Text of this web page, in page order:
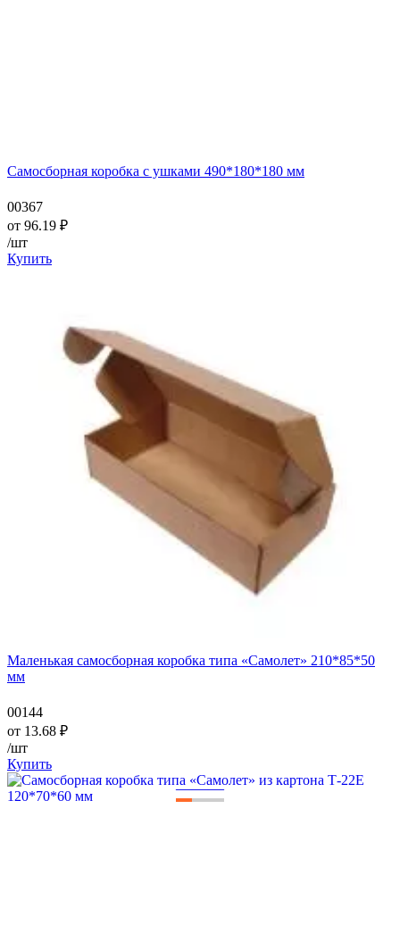
Самосборная коробка с ушками 490*180*180 мм
00367
от 96.19 ₽
/шт
Купить
Маленькая самосборная коробка типа «Самолет» 210*85*50
мм
00144
от 13.68 ₽
/шт
Купить
———